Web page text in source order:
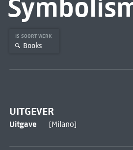
IS SOORT WERK
Books
UITGEVER
Uitgave [Milano]